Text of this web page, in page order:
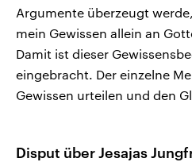
Argumente überzeugt
mein Gewissen allein an
Damit ist dieser
eingebracht. Der einzelne
Gewissen urteilen und den
Disput über Jesajas